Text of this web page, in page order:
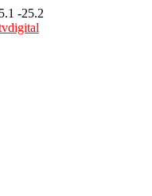
-25.2